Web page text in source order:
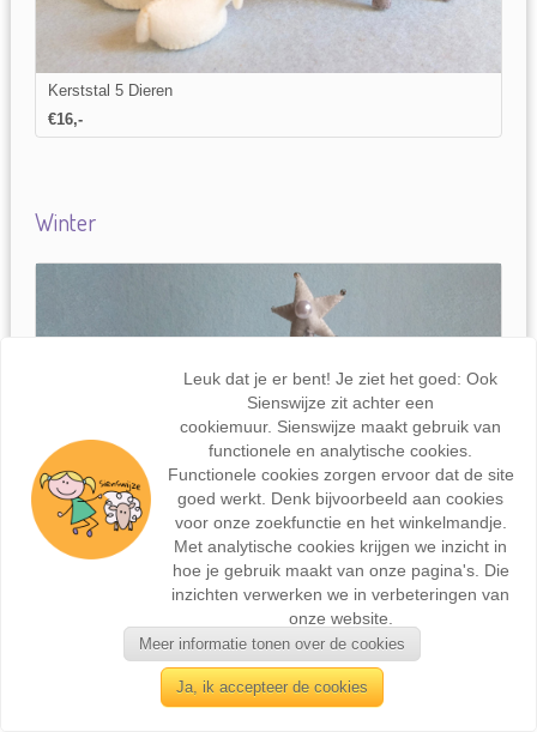
Kerststal 5 Dieren
€16,-
Winter
Leuk dat je er bent! Je ziet het goed: Ook
Sienswijze zit achter een
cookiemuur. Sienswijze maakt gebruik van
functionele en analytische cookies.
Functionele cookies zorgen ervoor dat de site
goed werkt. Denk bijvoorbeeld aan cookies
voor onze zoekfunctie en het winkelmandje.
Met analytische cookies krijgen we inzicht in
hoe je gebruik maakt van onze pagina's. Die
inzichten verwerken we in verbeteringen van
onze website.
Meer informatie tonen over de cookies
Ja, ik accepteer de cookies